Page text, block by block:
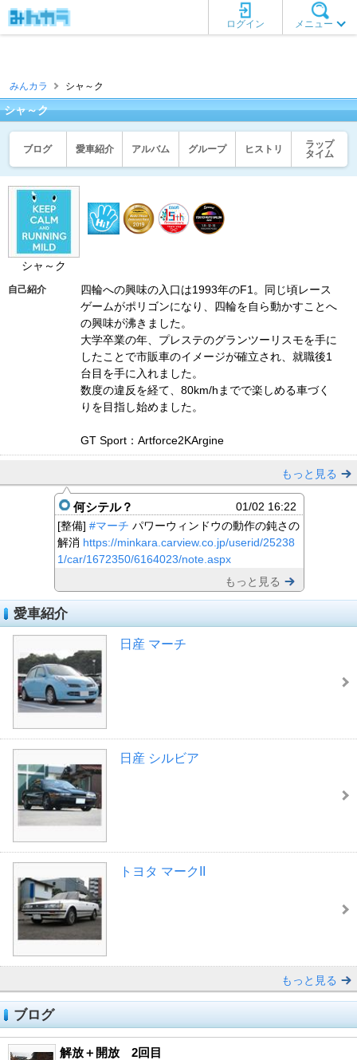
メニュー
ログイン
みんカラ シャ～ク
シャ～ク
ブログ 愛車紹介 アルバム グループ ヒストリ
ラップ
タイム
シャ～ク
自己紹介
四輪への興味の入口は1993年のF1。同じ頃レース
ゲームがポリゴンになり、四輪を自ら動かすことへ
の興味が沸きました。
大学卒業の年、プレステのグランツーリスモを手に
したことで市販車のイメージが確立され、就職後1
台目を手に入れました。
数度の違反を経て、80km/hまでで楽しめる車づく
りを目指し始めました。
GT Sport：Artforce2KArgine
もっと見る
何シテル？
01/02 16:22
[整備] #マーチ パワーウィンドウの動作の鈍さの
解消 https://minkara.carview.co.jp/userid/25238
1/car/1672350/6164023/note.aspx
もっと見る
愛車紹介
日産 マーチ
日産 シルビア
トヨタ マークII
もっと見る
ブログ
解放＋開放 2回目